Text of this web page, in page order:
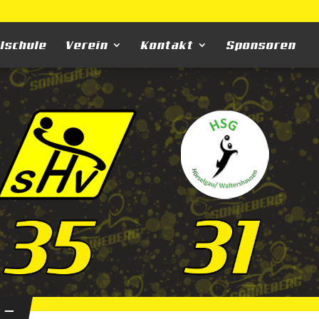
Verein Kontakt Sponsoren
—